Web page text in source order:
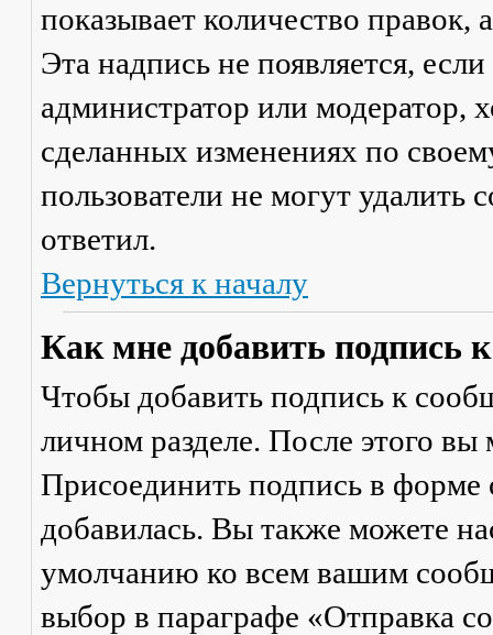
показывает количество правок,
Эта надпись не появляется,
администратор или модератор,
сделанных изменениях по
пользователи не могут удалить
ответил.
Вернуться к началу
Как мне добавить подпись
Чтобы добавить подпись к
личном разделе. После этого
Присоединить подпись в форме
добавилась. Вы также можете
умолчанию ко всем вашим
выбор в параграфе «Отправка